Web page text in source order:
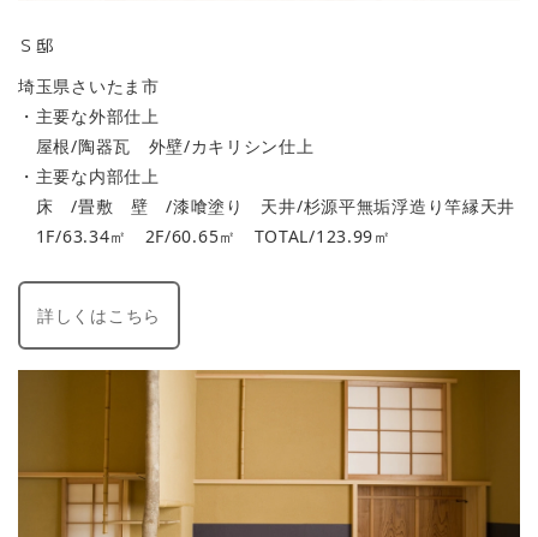
Ｓ邸
埼玉県さいたま市
・主要な外部仕上
屋根/陶器瓦 外壁/カキリシン仕上
・主要な内部仕上
床 /畳敷 壁 /漆喰塗り 天井/杉源平無垢浮造り竿縁天井
1F/63.34㎡ 2F/60.65㎡ TOTAL/123.99㎡
詳しくはこちら